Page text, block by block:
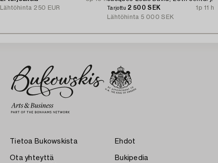
Lähtöhinta 250 EUR Tarjottu 2 500 SEK
1p 11 h
Lähtöhinta 5 000 SEK
Tietoa Bukowskista
Ota yhteyttä
Ehdot
Bukipedia